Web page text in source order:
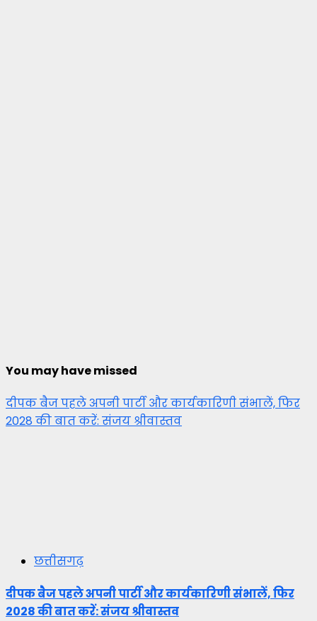
You may have missed
दीपक बैज पहले अपनी पार्टी और कार्यकारिणी संभालें, फिर
2028 की बात करें: संजय श्रीवास्तव
छत्तीसगढ़
दीपक बैज पहले अपनी पार्टी और कार्यकारिणी संभालें, फिर
2028 की बात करें: संजय श्रीवास्तव